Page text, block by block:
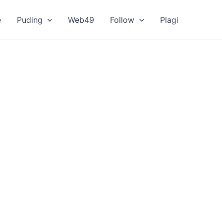
Puding Web49 Follow Plagi